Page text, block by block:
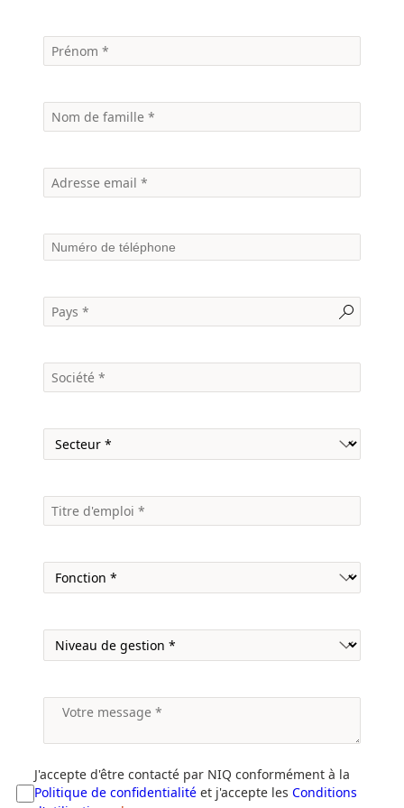
J'accepte d'être contacté par NIQ conformément à la
Politique de confidentialité et j'accepte les Conditions